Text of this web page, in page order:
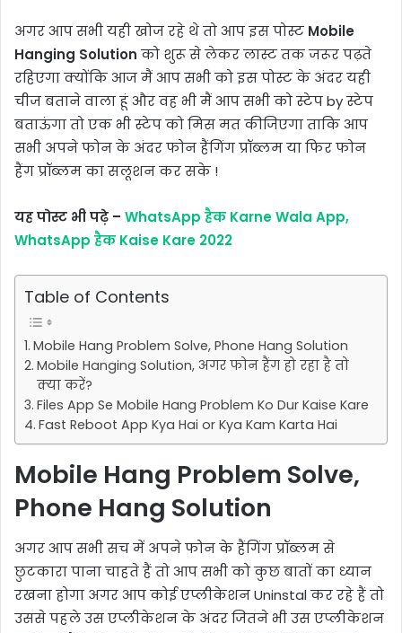
अगर आप सभी यही खोज रहे थे तो आप इस पोस्ट Mobile
Hanging Solution को शुरू से लेकर लास्ट तक जरूर पढ़ते
रहिएगा क्योंकि आज मैं आप सभी को इस पोस्ट के अंदर यही
चीज बताने वाला हूं और वह भी मैं आप सभी को स्टेप by स्टेप
बताऊंगा तो एक भी स्टेप को मिस मत कीजिएगा ताकि आप
सभी अपने फोन के अंदर फोन हैंगिंग प्रॉब्लम या फिर फोन
हैंग प्रॉब्लम का सलूशन कर सके !
यह पोस्ट भी पढ़े – WhatsApp हैक Karne Wala App,
WhatsApp हैक Kaise Kare 2022
Table of Contents
Mobile Hang Problem Solve, Phone Hang Solution
Mobile Hanging Solution, अगर फोन हैंग हो रहा है तो
क्या करें?
Files App Se Mobile Hang Problem Ko Dur Kaise Kare
Fast Reboot App Kya Hai or Kya Kam Karta Hai
Mobile Hang Problem Solve,
Phone Hang Solution
अगर आप सभी सच में अपने फोन के हैंगिंग प्रॉब्लम से
छुटकारा पाना चाहते हैं तो आप सभी को कुछ बातों का ध्यान
रखना होगा अगर आप कोई एप्लीकेशन Uninstal कर रहे हैं तो
उससे पहले उस एप्लीकेशन के अंदर जितने भी उस एप्लीकेशन